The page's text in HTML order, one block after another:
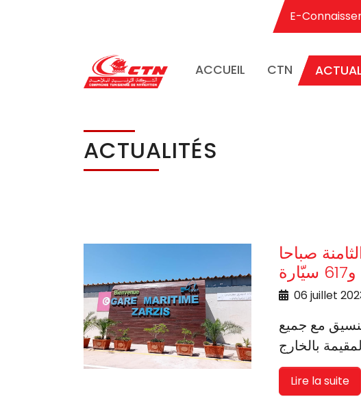
Aller au contenu principal
E-
ACCUEIL CTN
ACTUALITÉS
2023 على السّاعة الثامنة صباحا
06 juillet
مع جميع
Lire la suite